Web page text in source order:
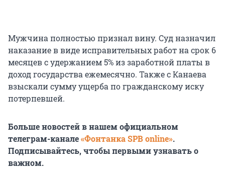
Мужчина полностью признал вину. Суд назначил
наказание в виде исправительных работ на срок 6
месяцев с удержанием 5% из заработной платы в
доход государства ежемесячно. Также с Канаева
взыскали сумму ущерба по гражданскому иску
потерпевшей.
Больше новостей в нашем официальном
телеграм-канале«Фонтанка SPB online».
Подписывайтесь, чтобы первыми узнавать о
важном.